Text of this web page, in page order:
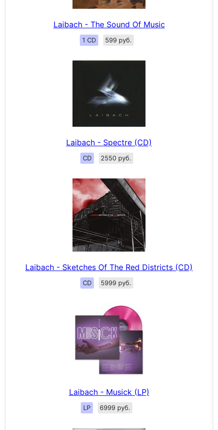
Laibach - The Sound Of Music
1 CD 599 руб.
Laibach - Spectre (CD)
CD 2550 руб.
Laibach - Sketches Of The Red Districts (CD)
CD 5999 руб.
Laibach - Musick (LP)
LP 6999 руб.